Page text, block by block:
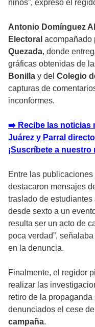
niños”, expresó el
Antonio Domínguez
Electoral acompañado
Quezada, donde
gráficas obtenidas de
Bonilla y del Colegio
capturas de
inconformes.
➡️ Recibe las noticias
Juárez y Parral
¡Suscríbete a nuestro
Entre las
destacaron mensajes
traslado de
desde sexto a un
resulta ser un acto de
poca verdad”,
en la denuncia.
Finalmente, el regidor
realizar las
retiro de la
denunciados el cese
campaña.